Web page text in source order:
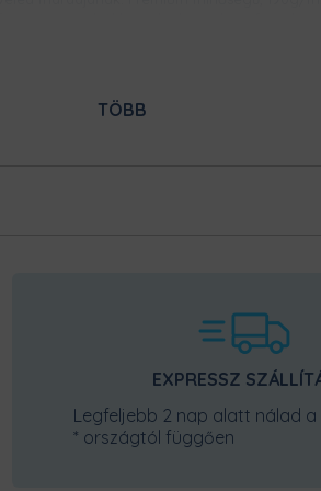
Tudjuk, hogy mennyire fontos, hogy
nyakkivágása, ne szorítson, de ne is álljon el.
majd attól tartanod, hogy idővel kinyúlik.
TÖBB
EXPRESSZ
Legfeljebb 2 nap alatt nálad a
* országtól függően